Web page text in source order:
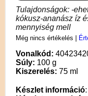
Tulajdonságok: -
kókusz-ananász íz
mennyiség mell
Még nincs értékelés
Vonalkód:
Súly: 100 g
Kiszerelés: 75 ml
Készlet információ: